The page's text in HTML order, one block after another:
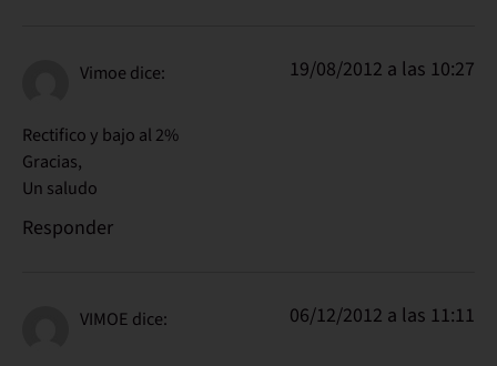
Vimoe dice: 19/08/2012 a las 10:27
Rectifico y bajo al 2%
Gracias,
Un saludo
Responder
VIMOE dice: 06/12/2012 a las 11:11